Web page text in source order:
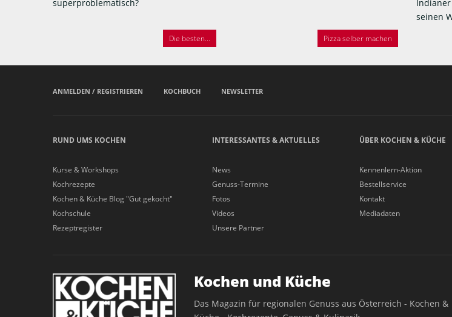
superproblematisch?
Die besten... Pizza selber machen
seinen
ANMELDEN / REGISTRIEREN KOCHBUCH NEWSLETTER
RUND UMS KOCHEN
Kurse & Workshops
Kochrezepte
Kochen & Küche Blog "Gut gekocht"
Kochschule
Rezeptregister
INTERESSANTES & AKTUELLES
News
Genuss-Termine
Fotos
Videos
Unsere Partner
ÜBER KOCHEN & KÜCHE
Kennenlern-Aktion
Bestellservice
Kontakt
Mediadaten
Kochen und Küche
Das Magazin für regionalen Genuss aus Österreich - Kochen &